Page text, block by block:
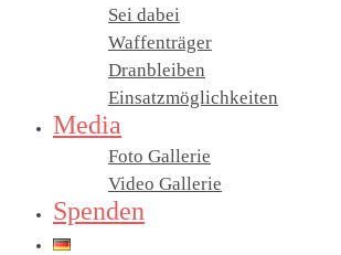
Sei dabei
Waffenträger
Dranbleiben
Einsatzmöglichkeiten
Media
Foto Gallerie
Video Gallerie
Spenden